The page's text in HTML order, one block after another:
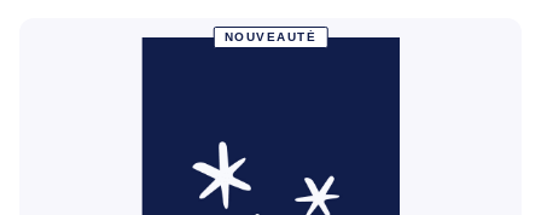
NOUVEAUTÉ